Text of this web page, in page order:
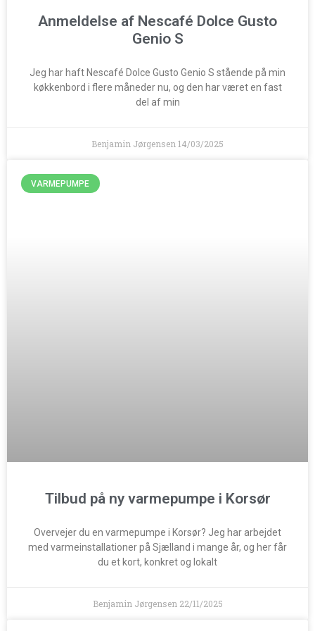
Anmeldelse af Nescafé Dolce Gusto
Genio S
Jeg har haft Nescafé Dolce Gusto Genio S stående på min
køkkenbord i flere måneder nu, og den har været en fast
del af min
Benjamin Jørgensen14/03/2025
VARMEPUMPE
Tilbud på ny varmepumpe i Korsør
Overvejer du en varmepumpe i Korsør? Jeg har arbejdet
med varmeinstallationer på Sjælland i mange år, og her får
du et kort, konkret og lokalt
Benjamin Jørgensen 22/11/2025